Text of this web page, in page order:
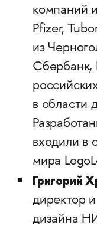
компаний
Pfizer,
из
Сбербанк,
в области
входили в
мира
Григорий
директор
дизайна